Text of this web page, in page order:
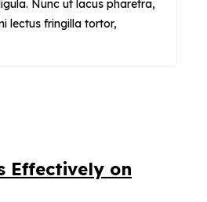
Nunc ut lacus pharetra,
lectus fringilla tortor,
Effectively on